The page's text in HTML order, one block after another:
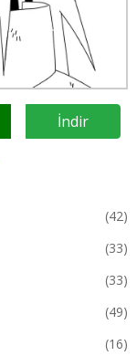
İndir
(42)
(33)
(33)
(49)
(16)